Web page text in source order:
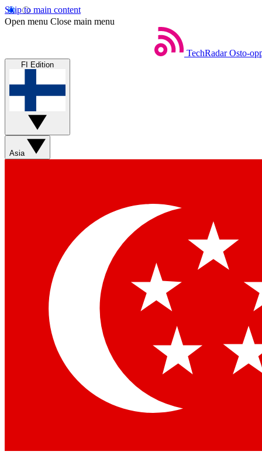
Skip to main content
Open menu Close main menu
TechRadar Osto-
FI Edition
Asia